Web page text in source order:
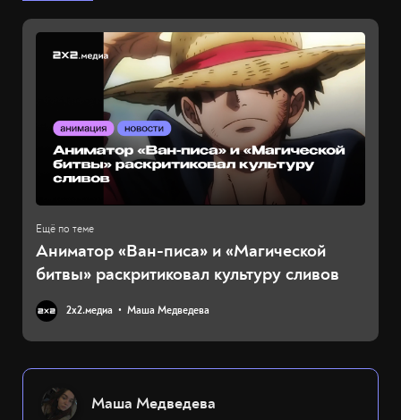
Аниматор «Ван-писа» и «Магической
битвы» раскритиковал культуру сливов
2х2.медиа Маша Медведева
Маша Медведева